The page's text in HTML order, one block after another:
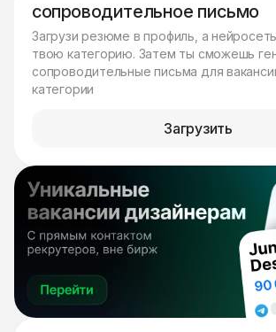
сопроводительное письмо
Загрузи резюме в профиль, а
твою категорию. Затем ты сможешь
сопроводительные письма для
категории
Загрузить